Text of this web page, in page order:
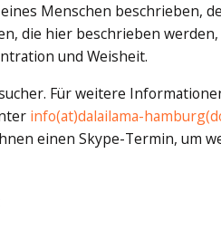
Menschen beschrieben,
die hier beschrieben werden,
und Weisheit.
Für weitere
info(at)dalailama-
einen Skype-Termin, um